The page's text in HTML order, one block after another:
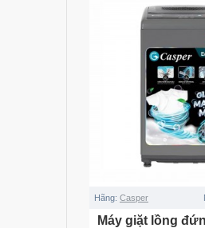
Hãng: Casper
Máy giặt lồng